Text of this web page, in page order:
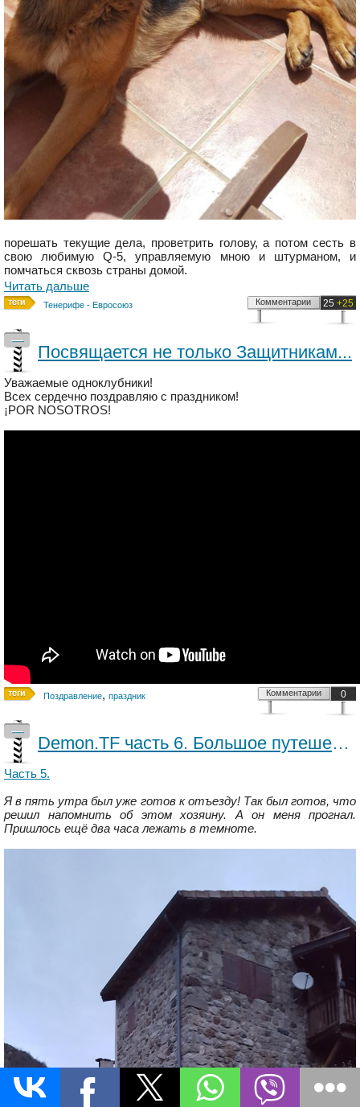
порешать текущие дела, проветрить голову, а потом сесть в
свою любимую Q-5, управляемую мною и штурманом, и
помчаться сквозь страны домой.
Читать дальше
Тенерифе - Евросоюз 25 +25
Комментарии
—
Посвящается не только Защитникам...
Уважаемые одноклубники!
Всех сердечно поздравляю с праздником!
¡POR NOSOTROS!
Поздравление, праздник 0
Комментарии
—
Demon.TF часть 6. Большое путешествие и маленькие неприятности. Испания.
Часть 5.
Я в пять утра был уже готов к отъезду! Так был готов, что
решил напомнить об этом хозяину. А он меня прогнал.
Пришлось ещё два часа лежать в темноте.